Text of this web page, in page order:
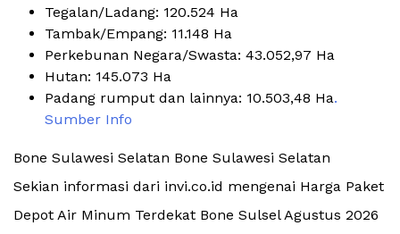
Tegalan/Ladang: 120.524 Ha
Tambak/Empang: 11.148 Ha
Perkebunan Negara/Swasta: 43.052,97 Ha
Hutan: 145.073 Ha
Padang rumput dan lainnya: 10.503,48 Ha.
Sumber Info
Bone Sulawesi Selatan Bone Sulawesi Selatan
Sekian informasi dari invi.co.id mengenai Harga Paket
Depot Air Minum Terdekat Bone Sulsel Agustus 2026